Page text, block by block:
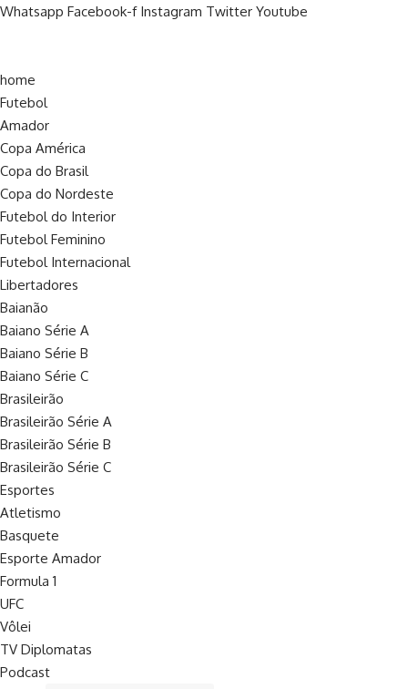
Whatsapp Facebook-f Instagram Twitter Youtube
home
Futebol
Amador
Copa América
Copa do Brasil
Copa do Nordeste
Futebol do Interior
Futebol Feminino
Futebol Internacional
Libertadores
Baianão
Baiano Série A
Baiano Série B
Baiano Série C
Brasileirão
Brasileirão Série A
Brasileirão Série B
Brasileirão Série C
Esportes
Atletismo
Basquete
Esporte Amador
Formula 1
UFC
Vôlei
TV Diplomatas
Podcast